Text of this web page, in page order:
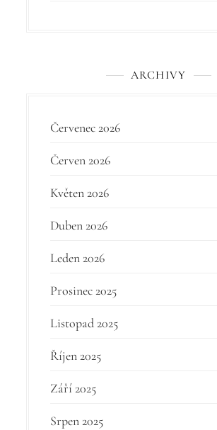
ARCHIVY
Červenec 2026
Červen 2026
Květen 2026
Duben 2026
Leden 2026
Prosinec 2025
Listopad 2025
Říjen 2025
Září 2025
Srpen 2025